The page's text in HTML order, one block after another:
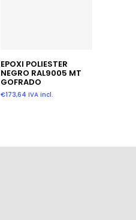
Añadir Al Carrito
EPOXI POLIESTER
NEGRO RAL9005 MT
GOFRADO
€173,64 IVA incl.